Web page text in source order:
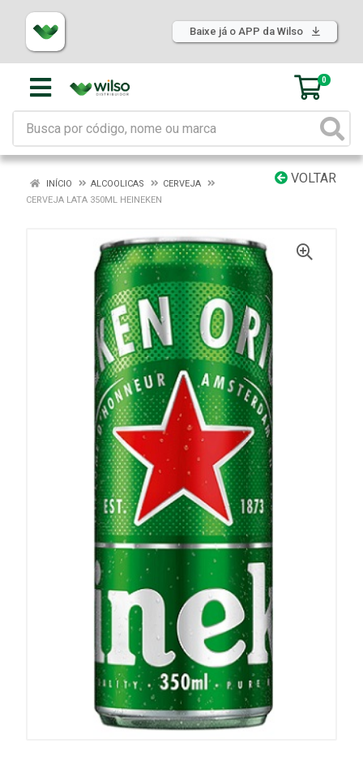
Baixe já o APP da Wilso
0
VOLTAR
INÍCIO ALCOOLICAS
CERVEJA
CERVEJA LATA 350ML HEINEKEN